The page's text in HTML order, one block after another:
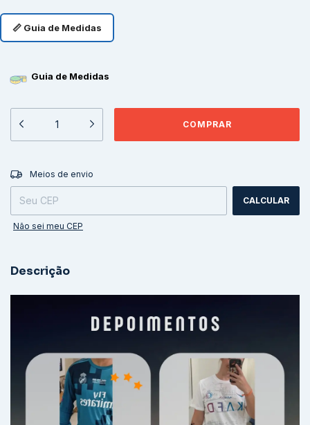
📏 Guia de Medidas
Guia de Medidas
Entregas para o CEP:
Meios de envio
CALCULAR
Não sei meu CEP
Descrição